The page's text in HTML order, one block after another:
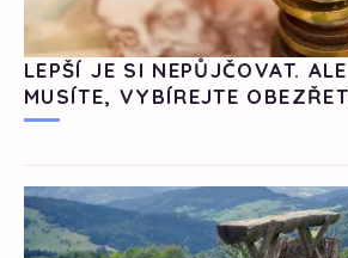
LEPŠÍ JE SI NEPŮJČOVAT.
MUSÍTE, VYBÍREJTE